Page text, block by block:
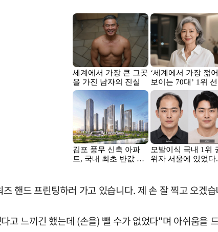
핸드 프린팅하러 가고 있습니다. 제 손 잘 찍고 오겠
고 느끼긴 했는데 (손을) 뺄 수가 없었다"며 아쉬움을